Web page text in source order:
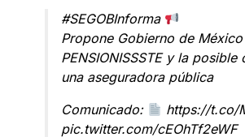
#SEGOBInforma
Propone Gobierno de
PENSIONISSSTE y la posible
una aseguradora pública
Comunicado:
https://t.co/
pic.twitter.com/cEOhTf2eWF